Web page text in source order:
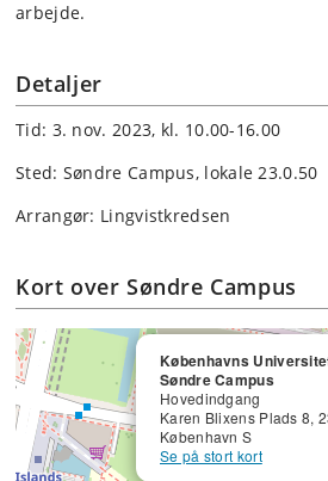
arbejde.
Detaljer
Tid: 3. nov. 2023, kl. 10.00-16.00
Sted: Søndre Campus, lokale 23.0.50
Arrangør: Lingvistkredsen
Kort over Søndre Campus
Københavns
Søndre Campus
Hovedindgang
Karen Blixens Plads 8,
København S
Se på stort kort